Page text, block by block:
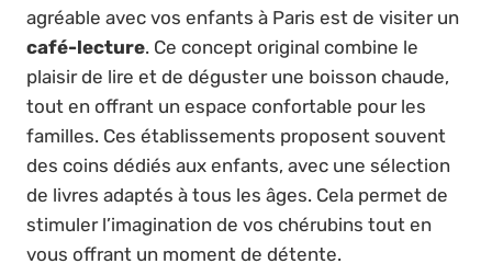
agréable avec vos enfants à Paris est de visiter un
café-lecture. Ce concept original combine le
plaisir de lire et de déguster une boisson chaude,
tout en offrant un espace confortable pour les
familles. Ces établissements proposent souvent
des coins dédiés aux enfants, avec une sélection
de livres adaptés à tous les âges. Cela permet de
stimuler l’imagination de vos chérubins tout en
vous offrant un moment de détente.